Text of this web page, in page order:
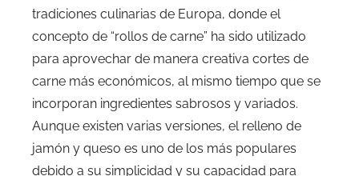
tradiciones culinarias de Europa, donde el
concepto de “rollos de carne” ha sido utilizado
para aprovechar de manera creativa cortes de
carne más económicos, al mismo tiempo que se
incorporan ingredientes sabrosos y variados.
Aunque existen varias versiones, el relleno de
jamón y queso es uno de los más populares
debido a su simplicidad y su capacidad para